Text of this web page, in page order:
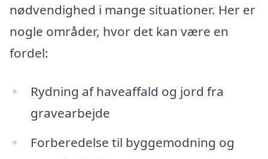
nødvendighed i mange situationer. Her er
nogle områder, hvor det kan være en
fordel:
Rydning af haveaffald og jord fra
gravearbejde
Forberedelse til byggemodning og